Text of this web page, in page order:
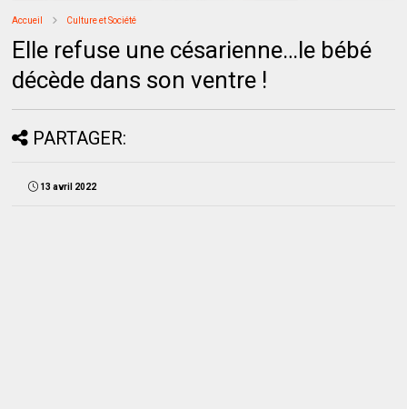
Accueil Culture et Société
Elle refuse une césarienne…le bébé
décède dans son ventre !
PARTAGER:
13 avril 2022